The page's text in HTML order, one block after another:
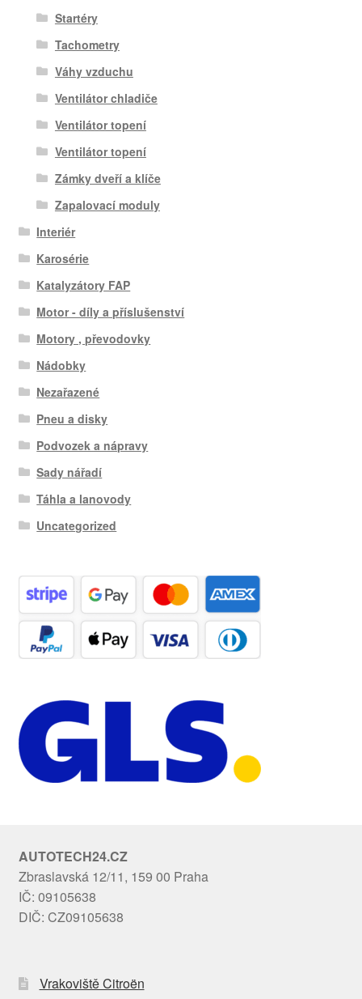
Startéry
Tachometry
Váhy vzduchu
Ventilátor chladiče
Ventilátor topení
Ventilátor topení
Zámky dveří a klíče
Zapalovací moduly
Interiér
Karosérie
Katalyzátory FAP
Motor - díly a příslušenství
Motory , převodovky
Nádobky
Nezařazené
Pneu a disky
Podvozek a nápravy
Sady nářadí
Táhla a lanovody
Uncategorized
AUTOTECH24.CZ
Zbraslavská 12/11, 159 00 Praha
IČ: 09105638
DIČ: CZ09105638
Vrakoviště Citroën